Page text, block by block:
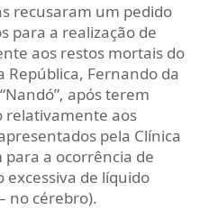
recusaram um pedido
para a realização de
aos restos mortais do
República, Fernando da
após terem
relativamente aos
pela Clínica
a ocorrência de
de líquido
no cérebro).